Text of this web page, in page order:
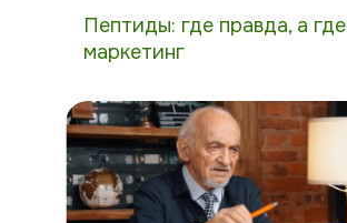
Пептиды: где правда, а где
маркетинг